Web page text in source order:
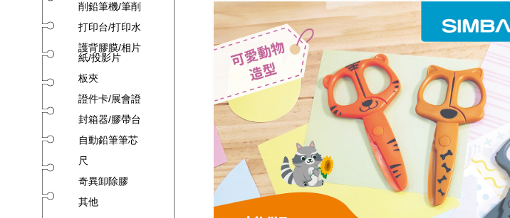
削鉛筆機/筆削
打印台/打印水
護背膠膜/相片
紙/投影片
板夾
證件卡/展會證
封箱器/膠帶台
自動鉛筆筆芯
尺
奇異卸除膠
其他